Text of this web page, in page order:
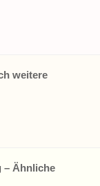
weitere
– Ähnliche